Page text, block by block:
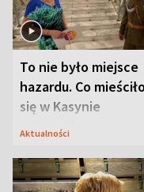
To nie było miejsce
hazardu. Co mieściło
się w Kasynie
Oficerskim?
Aktualności